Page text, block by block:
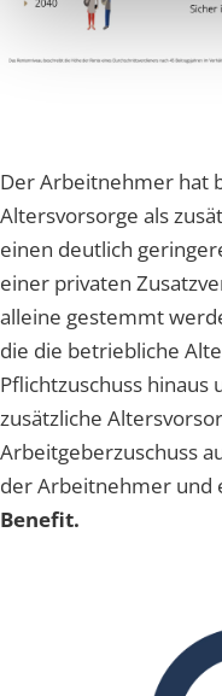
Der Arbeitnehmer hat
Altersvorsorge als
einen deutlich
einer privaten
alleine gestemmt
die die betriebliche
Pflichtzuschuss
zusätzliche
Arbeitgeberzuschuss
der Arbeitnehmer und
Benefit.